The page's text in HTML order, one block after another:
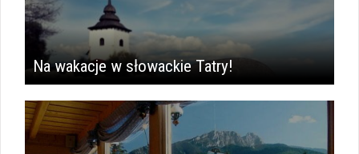
Na wakacje w słowackie Tatry!